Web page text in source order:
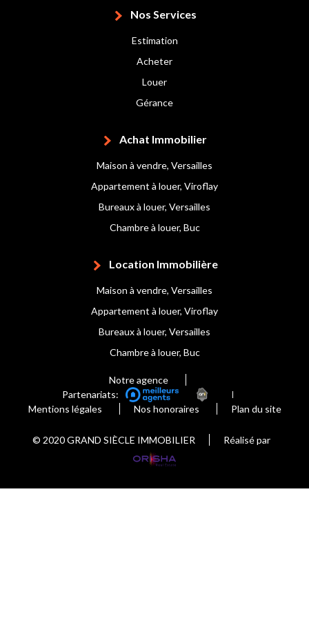
Nos Services
Estimation
Acheter
Louer
Gérance
Achat Immobilier
Maison à vendre, Versailles
Appartement à louer, Viroflay
Bureaux à louer, Versailles
Chambre à louer, Buc
Location Immobilière
Maison à vendre, Versailles
Appartement à louer, Viroflay
Bureaux à louer, Versailles
Chambre à louer, Buc
Notre agence
Partenariats:
Mentions légales
Nos honoraires Plan du site
© 2020 GRAND SIÈCLE IMMOBILIER Réalisé par